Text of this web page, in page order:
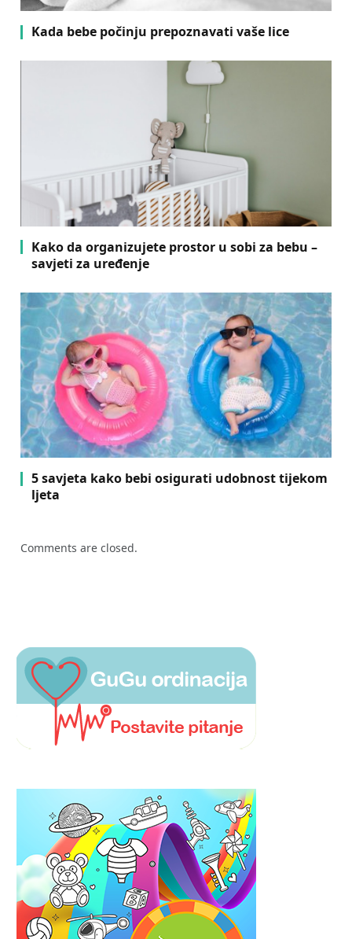
Kada bebe počinju prepoznavati vaše lice
Kako da organizujete prostor u sobi za bebu –
savjeti za uređenje
5 savjeta kako bebi osigurati udobnost tijekom
ljeta
Comments are closed.